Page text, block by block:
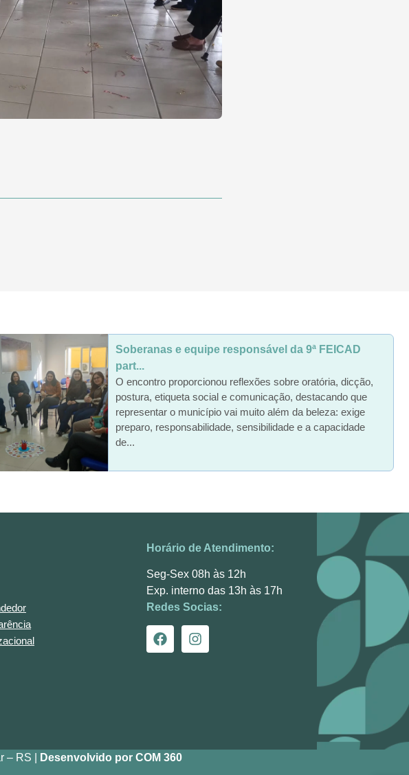
Soberanas e equipe responsável da 9ª FEICAD
part...
O encontro proporcionou reflexões sobre oratória, dicção,
postura, etiqueta social e comunicação, destacando que
representar o município vai muito além da beleza: exige
preparo, responsabilidade, sensibilidade e a capacidade
de...
Horário de Atendimento:
Seg-Sex 08h às 12h
Exp. interno das 13h às 17h
Redes Socias:
– RS | Desenvolvido por COM 360